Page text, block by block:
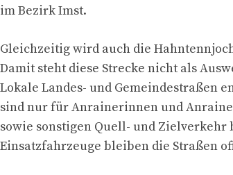
im Bezirk Imst.
Gleichzeitig wird auch die
Damit steht diese Strecke nicht als
Lokale Landes- und Gemeindestraßen
sind nur für Anrainerinnen und
sowie sonstigen Quell- und Zielverkehr
Einsatzfahrzeuge bleiben die Straßen